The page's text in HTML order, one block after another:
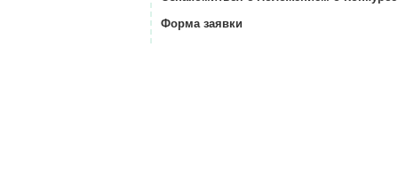
Форма заявки